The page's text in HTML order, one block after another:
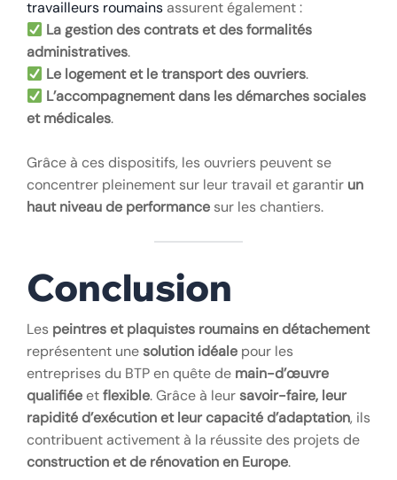
travailleurs roumains assurent également :
La gestion des contrats et des formalités
administratives.
Le logement et le transport des ouvriers.
L’accompagnement dans les démarches sociales
et médicales.
Grâce à ces dispositifs, les ouvriers peuvent se
concentrer pleinement sur leur travail et garantir un
haut niveau de performance sur les chantiers.
Conclusion
Les peintres et plaquistes roumains en détachement
représentent unesolution idéale pour les
entreprises du BTP en quête de main-d’œuvre
qualifiéeetflexible. Grâce à leursavoir-faire, leur
rapidité d’exécution et leur capacité d’adaptation, ils
contribuent activement à la réussite des projets de
construction et de rénovation en Europe.